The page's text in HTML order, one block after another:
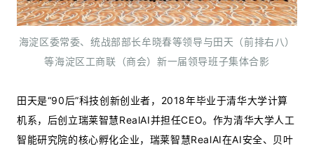
海淀区委常委、统战部部长牟晓春等领导与田天（前排右八）
等海淀区工商联（商会）新一届领导班子集体合影
田天是“90后”科技创新创业者，2018年毕业于清华大学计算
机系，后创立瑞莱智慧RealAI并担任CEO。作为清华大学人工
智能研究院的核心孵化企业，瑞莱智慧RealAI在AI安全、贝叶